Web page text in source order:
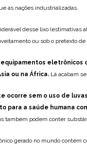
as nações industrializadas.
desse lixo (estimativas
ou sob o pretexto
eletrônicos
ou na África. Lá acabam
ocorre sem o uso de
para a saúde humana
também podem conter
gerado no mundo contém